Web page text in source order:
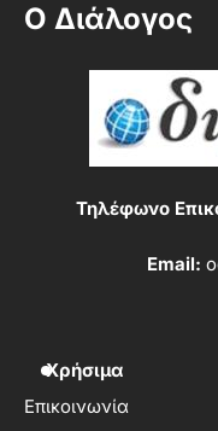
Ο Διάλογος
Τηλέφωνο
Email:
Χρήσιμα
Επικοινωνία